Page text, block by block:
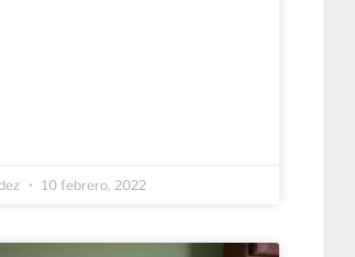
10 febrero, 2022